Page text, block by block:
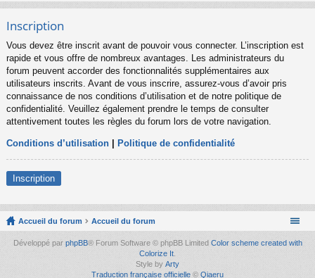
Inscription
Vous devez être inscrit avant de pouvoir vous connecter. L’inscription est
rapide et vous offre de nombreux avantages. Les administrateurs du
forum peuvent accorder des fonctionnalités supplémentaires aux
utilisateurs inscrits. Avant de vous inscrire, assurez-vous d’avoir pris
connaissance de nos conditions d’utilisation et de notre politique de
confidentialité. Veuillez également prendre le temps de consulter
attentivement toutes les règles du forum lors de votre navigation.
Conditions d’utilisation Politique de confidentialité
Inscription
Accueil du forum Accueil du forum
Développé par phpBB® Forum Software © phpBB Limited Color scheme created with
Colorize It.
Style by Arty
Traduction française officielle © Qiaeru